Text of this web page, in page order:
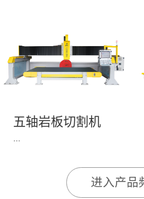
永达机电7头岩板倒角
开槽机，该设备采用流
水线作业，加工效率
陶瓷人造石进行直边斜
边修边倒角并开槽。
五轴岩板切割机
...
1、简单易学的编程软进入产品